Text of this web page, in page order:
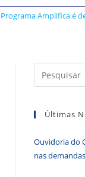
das
Programa Amplifica é
Últimas
Ouvidoria do
nas